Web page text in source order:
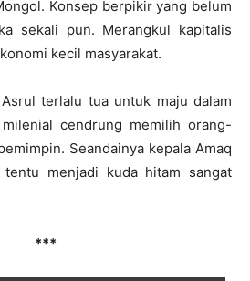
Konsep berpikir yang belum
sekali pun. Merangkul kapitalis
kecil masyarakat.
terlalu tua untuk maju dalam
cendrung memilih orang-
Seandainya kepala Amaq
menjadi kuda hitam sangat
***